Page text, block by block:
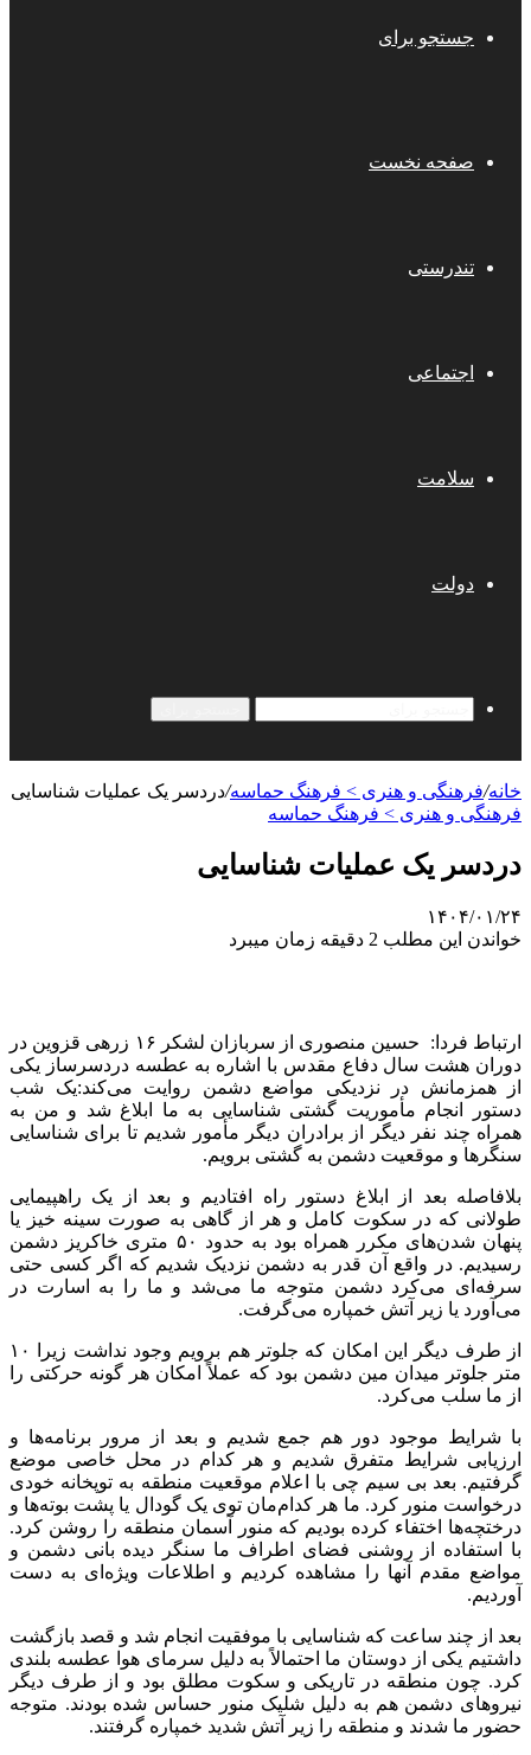
جستجو برای
صفحه نخست
تندرستی
اجتماعی
سلامت
دولت
خانه/فرهنگی و هنری > فرهنگ حماسه/دردسر یک عملیات شناسایی
فرهنگی و هنری > فرهنگ حماسه
دردسر یک عملیات شناسایی
۱۴۰۴/۰۱/۲۴
خواندن این مطلب 2 دقیقه زمان میبرد
ارتباط فردا: حسین منصوری از سربازان لشکر ۱۶ زرهی قزوین در
دوران هشت سال دفاع مقدس با اشاره به عطسه دردسرساز یکی
از همزمانش در نزدیکی مواضع دشمن روایت می‌کند:یک شب
دستور انجام مأموریت گشتی شناسایی به ما ابلاغ شد و من به
همراه چند نفر دیگر از برادران دیگر مأمور شدیم تا برای شناسایی
سنگرها و موقعیت دشمن به گشتی برویم.
بلافاصله بعد از ابلاغ دستور راه افتادیم و بعد از یک راهپیمایی
طولانی که در سکوت کامل و هر از گاهی به صورت سینه خیز یا
پنهان شدن‌های مکرر همراه بود به حدود ۵۰ متری خاکریز دشمن
رسیدیم. در واقع آن قدر به دشمن نزدیک شدیم که اگر کسی حتی
سرفه‌ای می‌کرد دشمن متوجه ما می‌شد و ما را به اسارت در
می‌آورد یا زیر آتش خمپاره می‌گرفت.
از طرف دیگر این امکان که جلوتر هم برویم وجود نداشت زیرا ۱۰
متر جلوتر میدان مین دشمن بود که عملاً امکان هر گونه حرکتی را
از ما سلب می‌کرد.
با شرایط موجود دور هم جمع شدیم و بعد از مرور برنامه‌ها و
ارزیابی شرایط متفرق شدیم و هر کدام در محل خاصی موضع
گرفتیم. بعد بی سیم چی با اعلام موقعیت منطقه به توپخانه خودی
درخواست منور کرد. ما هر کدام‌مان توی یک گودال یا پشت بوته‌ها و
درختچه‌ها اختفاء کرده بودیم که منور آسمان منطقه را روشن کرد.
با استفاده از روشنی فضای اطراف ما سنگر دیده بانی دشمن و
مواضع مقدم آنها را مشاهده کردیم و اطلاعات ویژه‌ای به دست
آوردیم.
بعد از چند ساعت که شناسایی با موفقیت انجام شد و قصد بازگشت
داشتیم یکی از دوستان ما احتمالاً به دلیل سرمای هوا عطسه بلندی
کرد. چون منطقه در تاریکی و سکوت مطلق بود و از طرف دیگر
نیروهای دشمن هم به دلیل شلیک منور حساس شده بودند. متوجه
حضور ما شدند و منطقه را زیر آتش شدید خمپاره گرفتند.